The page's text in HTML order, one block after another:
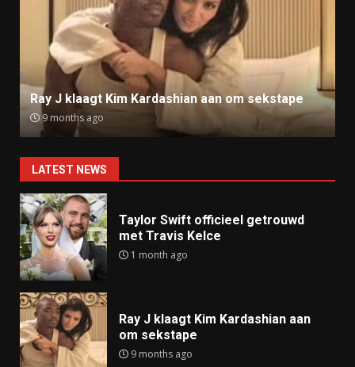
Ray J klaagt Kim Kardashian aan om sekstape
9 months ago
LATEST NEWS
Taylor Swift officieel getrouwd
met Travis Kelce
1 month ago
Ray J klaagt Kim Kardashian aan
om sekstape
9 months ago